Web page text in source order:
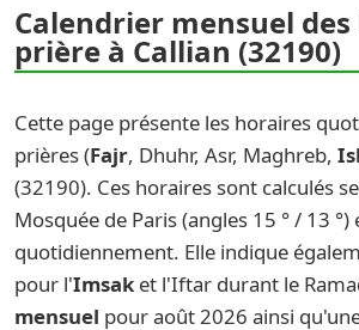
Calendrier mensuel
prière à Callian (32190)
Cette page présente les horaires
prières (Fajr, Dhuhr, Asr, Maghreb,
(32190). Ces horaires sont calculés
Mosquée de Paris (angles 15 ° / 13
quotidiennement. Elle indique
pour l'Imsak et l'Iftar durant le
mensuel pour août 2026 ainsi